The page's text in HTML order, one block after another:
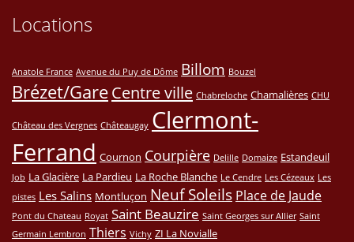
Locations
Anatole France Avenue du Puy de Dôme Billom Bouzel
Brézet/GareCentre ville Chabreloche Chamalières CHU
Château des Vergnes Châteaugay Clermont-
Ferrand Cournon Courpière Delille Domaize Estandeuil
Job La Glacière La Pardieu La Roche Blanche Le Cendre Les Cézeaux Les
pistes Les Salins Montluçon Neuf Soleils Place de Jaude
Pont du Chateau Royat Saint Beauzire Saint Georges sur Allier Saint
Germain Lembron Thiers Vichy ZI La Novialle